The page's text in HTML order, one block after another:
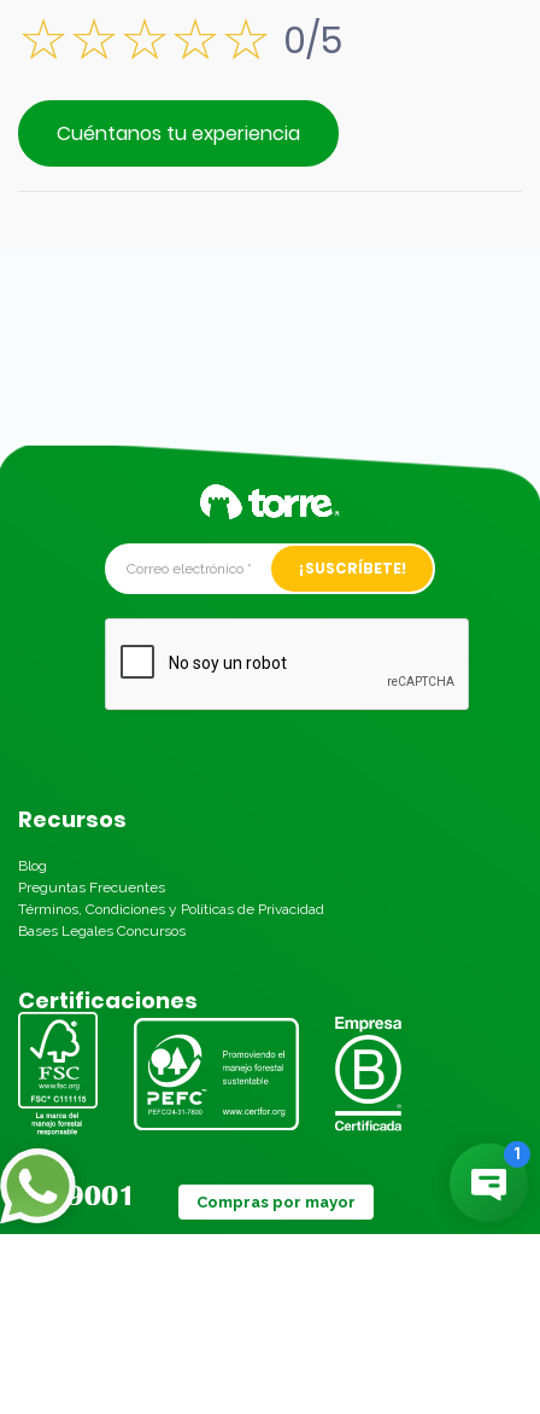
0/5
Cuéntanos tu experiencia
Alternative:
Recursos
Blog
Preguntas Frecuentes
Términos, Condiciones y Políticas de Privacidad
Bases Legales Concursos
Certificaciones
Compras por mayor